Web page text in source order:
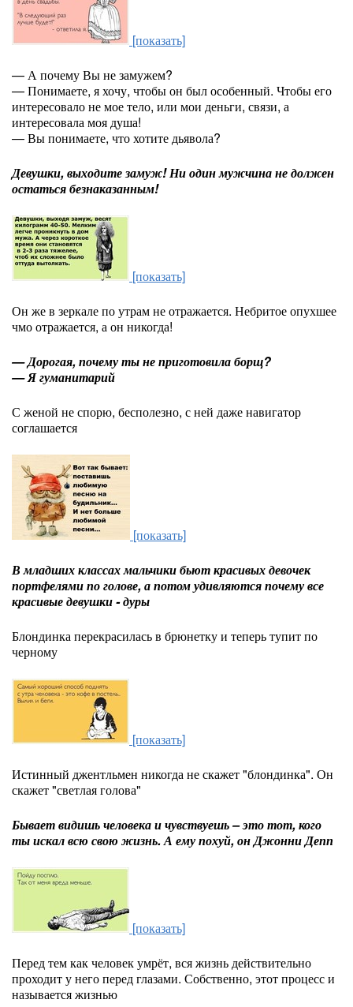
[показать]
— А почему Вы не замужем?
— Понимаете, я хочу, чтобы он был особенный. Чтобы его
интересовало не мое тело, или мои деньги, связи, а
интересовала моя душа!
— Вы понимаете, что хотите дьявола?
Девушки, выходите замуж! Ни один мужчина не должен
остаться безнаказанным!
[показать]
Он же в зеркале по утрам не отражается. Небритое опухшее
чмо отражается, а он никогда!
— Дорогая, почему ты не приготовила борщ?
— Я гуманитарий
С женой не спорю, бесполезно, с ней даже навигатор
соглашается
[показать]
В младших классах мальчики бьют красивых девочек
портфелями по голове, а потом удивляются почему все
красивые девушки - дуры
Блондинка перекрасилась в брюнетку и теперь тупит по
черному
[показать]
Истинный джентльмен никогда не скажет "блондинка". Он
скажет "светлая голова"
Бывает видишь человека и чувствуешь – это тот, кого
ты искал всю свою жизнь. А ему похуй, он Джонни Депп
[показать]
Перед тем как человек умрёт, вся жизнь действительно
проходит у него перед глазами. Собственно, этот процесс и
называется жизнью